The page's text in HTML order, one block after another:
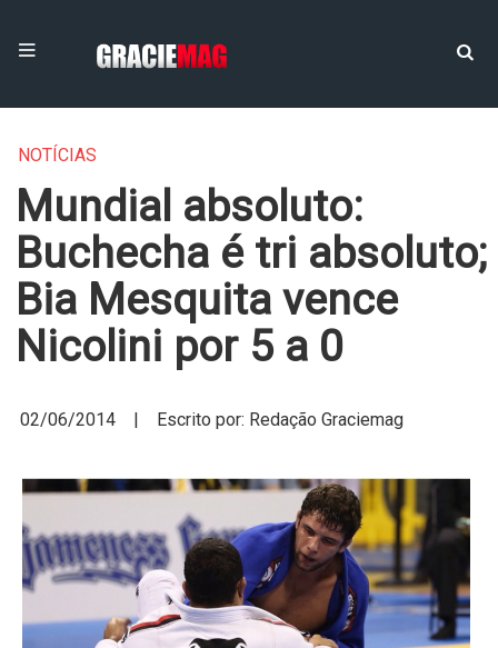
NOTÍCIAS
Mundial absoluto:
Buchecha é tri absoluto;
Bia Mesquita vence
Nicolini por 5 a 0
02/06/2014 | Escrito por: Redação Graciemag